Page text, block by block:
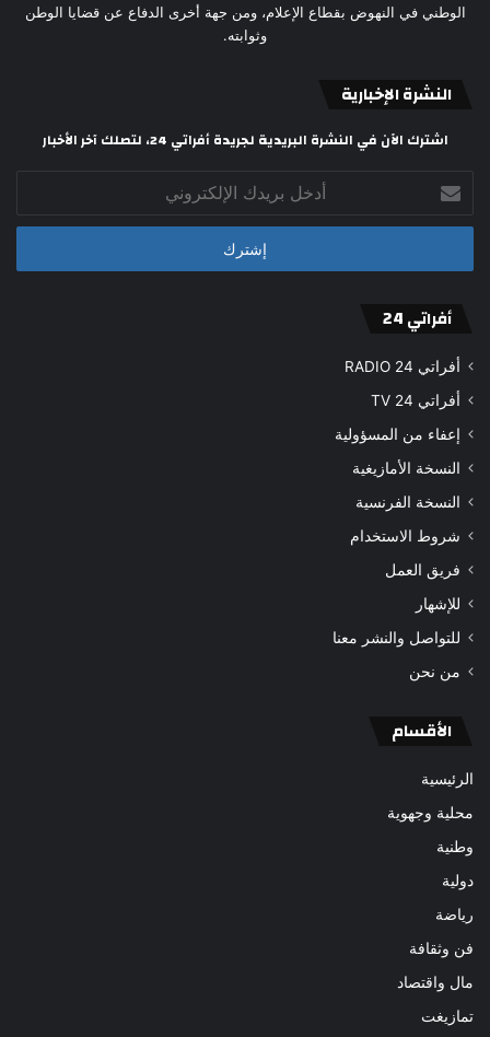
الوطني في النهوض بقطاع الإعلام، ومن جهة أخرى الدفاع عن قضايا الوطن
وثوابته.
النشرة الإخبارية
اشترك الآن في النشرة البريدية لجريدة أفراتي 24، لتصلك آخر الأخبار
أدخل
بريدك
الإلكتروني
أفراتي 24
أفراتي 24 RADIO
أفراتي 24 TV
إعفاء من المسؤولية
النسخة الأمازيغية
النسخة الفرنسية
شروط الاستخدام
فريق العمل
للإشهار
للتواصل والنشر معنا
من نحن
الأقسام
الرئيسية
محلية وجهوية
وطنية
دولية
رياضة
فن وثقافة
مال واقتصاد
تمازيغت